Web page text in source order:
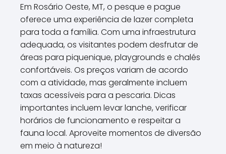
Em Rosário Oeste, MT, o pesque e pague
oferece uma experiência de lazer completa
para toda a família. Com uma infraestrutura
adequada, os visitantes podem desfrutar de
áreas para piquenique, playgrounds e chalés
confortáveis. Os preços variam de acordo
com a atividade, mas geralmente incluem
taxas acessíveis para a pescaria. Dicas
importantes incluem levar lanche, verificar
horários de funcionamento e respeitar a
fauna local. Aproveite momentos de diversão
em meio à natureza!